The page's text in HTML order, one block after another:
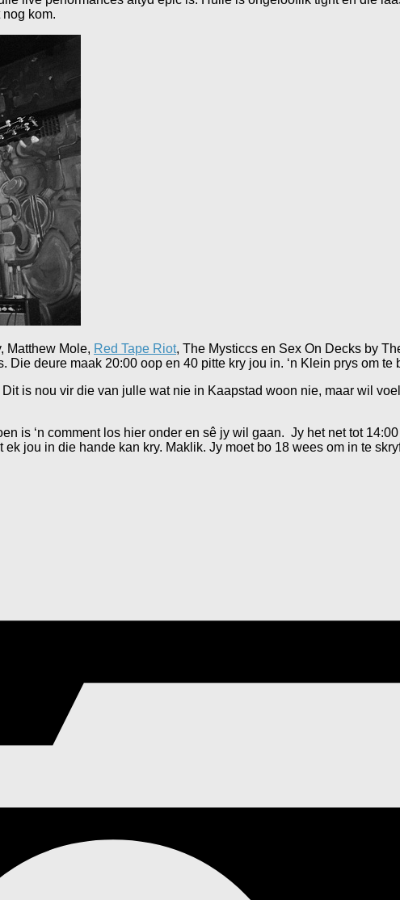
kom.
Matthew Mole, Red Tape Riot, The Mysticcs en Sex On Decks by
Die deure maak 20:00 oop en 40 pitte kry jou in. ‘n Klein prys om
is nou vir die van julle wat nie in Kaapstad woon nie, maar wil
is ‘n comment los hier onder en sê jy wil gaan. Jy het net tot
jou in die hande kan kry. Maklik. Jy moet bo 18 wees om in te